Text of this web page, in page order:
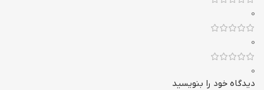
0
0
0
دیدگاه خود را بنویسید